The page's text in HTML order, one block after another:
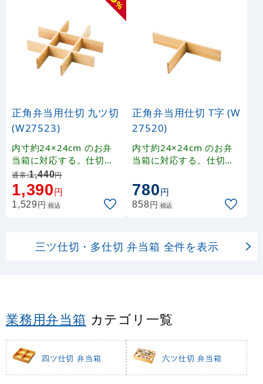
%
正角弁当用仕切 九ツ切
(W27523)
内寸約24×24cm のお弁
当箱に対応する。仕切り
です。
通常:1,440円
1,390円
1,529円 税込
正角弁当用仕切 T字 (W
27520)
内寸約24×24cm のお弁
当箱に対応する。仕切り
780円
858円 税込
三ツ仕切・多仕切 弁当箱 全件を表示
業務用弁当箱 カテゴリ一覧
四ツ仕切 弁当箱 六ツ仕切 弁当箱